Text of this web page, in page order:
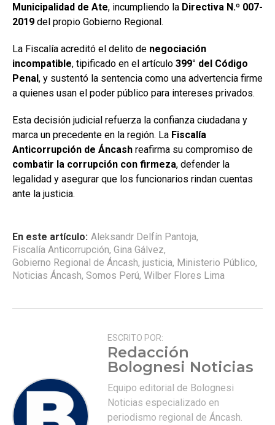
Municipalidad de Ate, incumpliendo la Directiva N.º 007-
2019 del propio Gobierno Regional.
La Fiscalía acreditó el delito de negociación
incompatible, tipificado en el artículo 399° del Código
Penal, y sustentó la sentencia como una advertencia firme
a quienes usan el poder público para intereses privados.
Esta decisión judicial refuerza la confianza ciudadana y
marca un precedente en la región. La Fiscalía
Anticorrupción de Áncash reafirma su compromiso de
combatir la corrupción con firmeza, defender la
legalidad y asegurar que los funcionarios rindan cuentas
ante la justicia.
En este artículo: Aleksandr Delfín Pantoja,
Fiscalía Anticorrupción, Gina Gálvez,
Gobierno Regional de Áncash, justicia, Ministerio Público,
Noticias Áncash, Somos Perú, Wilber Flores Lima
ESCRITO POR:
Redacción
Bolognesi Noticias
Equipo editorial de Bolognesi
Noticias especializado en
periodismo regional de Áncash.